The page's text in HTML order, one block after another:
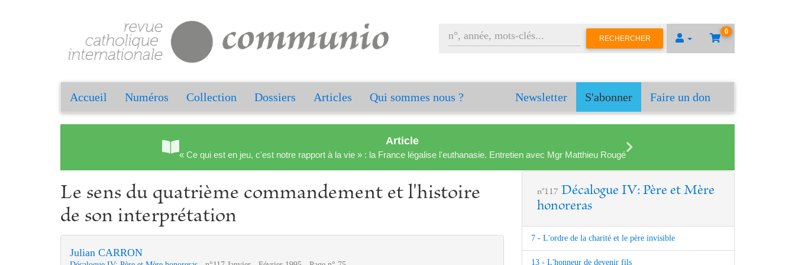
0
RECHERCHER
Accueil Numéros Collection Dossiers Articles Qui sommes nous ? Newsletter S'abonner Faire un don
Article
« Ce qui est en jeu, c'est notre rapport à la vie » : la France légalise l'euthanasie. Entretien avec Mgr Matthieu Rougé
Le sens du quatrième commandement et l'histoire
de son interprétation
Julian CARRON
n°117 Décalogue IV: Père et Mère
honoreras
7 - L'ordre de la charité et le père invisible
13 - L'honneur de devenir fils